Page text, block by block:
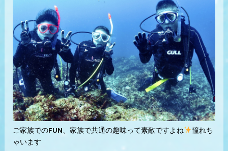
ご家族でのFUN、家族で共通の趣味って素敵ですよね
憧れち
ゃいます